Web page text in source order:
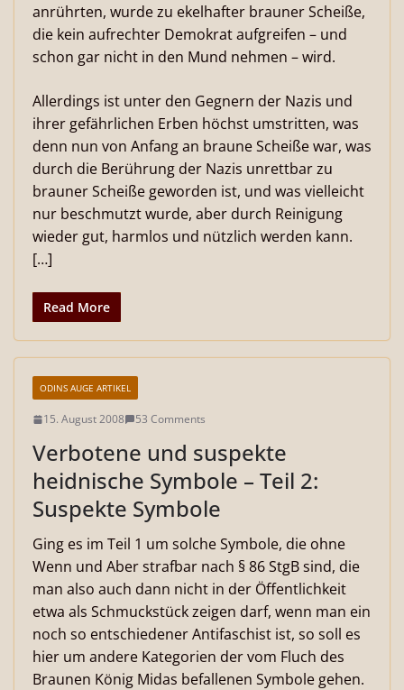
anrührten, wurde zu ekelhafter brauner Scheiße,
die kein aufrechter Demokrat aufgreifen – und
schon gar nicht in den Mund nehmen – wird.
Allerdings ist unter den Gegnern der Nazis und
ihrer gefährlichen Erben höchst umstritten, was
denn nun von Anfang an braune Scheiße war, was
durch die Berührung der Nazis unrettbar zu
brauner Scheiße geworden ist, und was vielleicht
nur beschmutzt wurde, aber durch Reinigung
wieder gut, harmlos und nützlich werden kann.
[…]
Read More
ODINS AUGE ARTIKEL
15. August 2008 53 Comments
Verbotene und suspekte
heidnische Symbole – Teil 2:
Suspekte Symbole
Ging es im Teil 1 um solche Symbole, die ohne
Wenn und Aber strafbar nach § 86 StgB sind, die
man also auch dann nicht in der Öffentlichkeit
etwa als Schmuckstück zeigen darf, wenn man ein
noch so entschiedener Antifaschist ist, so soll es
hier um andere Kategorien der vom Fluch des
Braunen König Midas befallenen Symbole gehen.